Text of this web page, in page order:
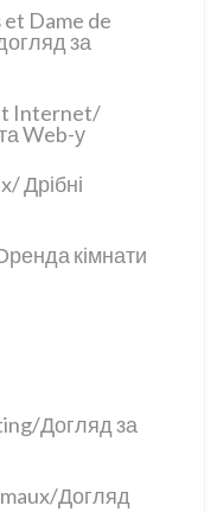
Dame de
за
Internet/
Web-у
Дрібні
кімнати
Догляд за
Догляд